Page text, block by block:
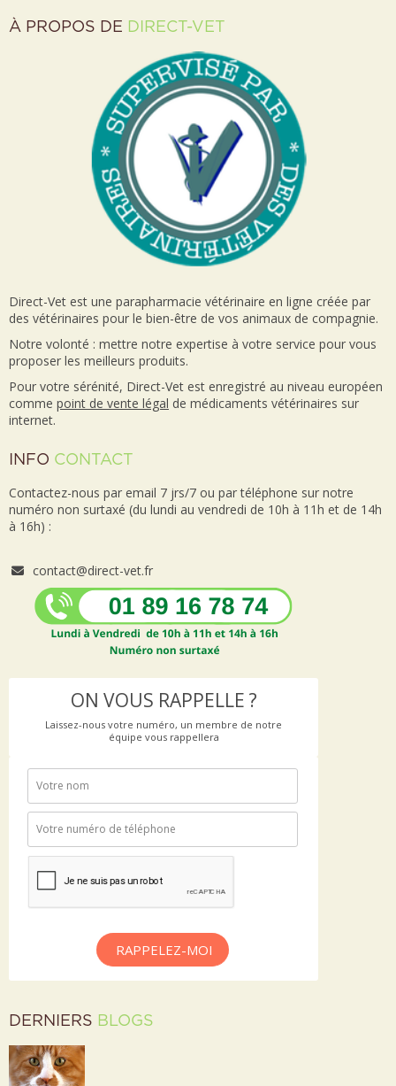
À PROPOS DE DIRECT-VET
Direct-Vet est une parapharmacie vétérinaire en ligne créée par
des vétérinaires pour le bien-être de vos animaux de compagnie.
Notre volonté : mettre notre expertise à votre service pour vous
proposer les meilleurs produits.
Pour votre sérénité, Direct-Vet est enregistré au niveau européen
comme point de vente légal de médicaments vétérinaires sur
internet.
INFO CONTACT
Contactez-nous par email 7 jrs/7 ou par téléphone sur notre
numéro non surtaxé (du lundi au vendredi de 10h à 11h et de 14h
à 16h) :
contact@direct-vet.fr
ON VOUS RAPPELLE ?
Laissez-nous votre numéro, un membre de notre
équipe vous rappellera
RAPPELEZ-MOI
DERNIERS BLOGS